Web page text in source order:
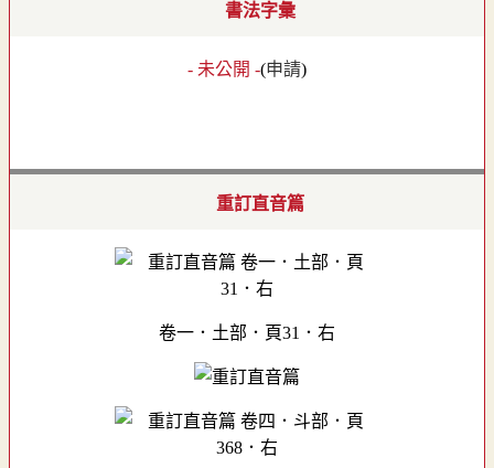
書法字彙
- 未公開 -(申請)
重訂直音篇
卷一．土部．頁31．右